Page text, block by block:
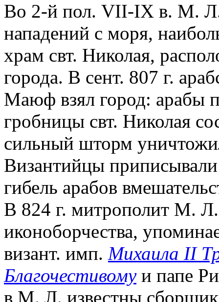
Во 2-й пол. VII-IX в. М. Л.
нападений с моря,
храм свт. Николая,
города. В сент. 807 г.
Маюф взял город: арабы
гробницы свт. Николая
сильный шторм
Византийцы
гибель арабов
В 824 г. митрополит М.
иконоборчества,
визант. имп. Михаила II
Благочестивомуи папе
в М. Л. известны